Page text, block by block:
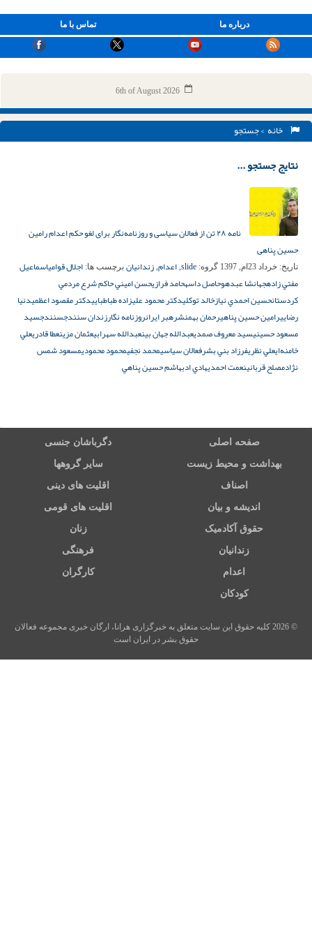
تماس با ما درباره ما
6th of August 2026
خانه > جستجو
نتایج جستجو ...
نامه ۲۸ تن از فعالان سیاسی و روزنامه‌نگار برای لغو حکم اعدام رامین
حسین پناهی
تاریخ: خرداد 23ام, 1397 گروه: slide
, اعدام, زندانیان برچسب ها: اجلال قوامياسماعيل
مفتي زادهجهانشا عبدهوحاصل داسهحامد فرازيحسن اميني حاكم شرع مردمي
كردستانحسين احمدي نيازخالد توكليدكتر محمود عليزاده طباطباييدكتر مقصود اعظميدنيا
رضاييرامین حسین پناهیرحمان بهمنشرهبر ایرانروزنامه نگارزندان سنندجسنندجسيد
مسعود حسينيسيد معروف صمديعبدالله جهان بينعبدالله سهرابيعثمان مزينعطا قادريعلي
خامنه‌ایعلي نظريفرزاد بني بشرفعالان سیاسیمحمد نجفيمحمود محموديمسعود شمس
نژادمصلح قربانينعمت احمديهادي ادبهاشم حسين پناهي
صفحه اصلی دگرباشان جنسی
بهداشت و محیط زیست سایر گروهها
اصناف اقلیت های دینی
اندیشه و بیان اقلیت های قومی
حقوق آکادمیک زنان
زندانیان فرهنگی
اعدام کارگران
کودکان
© 2026 کلیه حقوق این سایت متعلق به خبرگزاری هرانا، ارگان خبری مجموعه فعالان
حقوق بشر در ایران است